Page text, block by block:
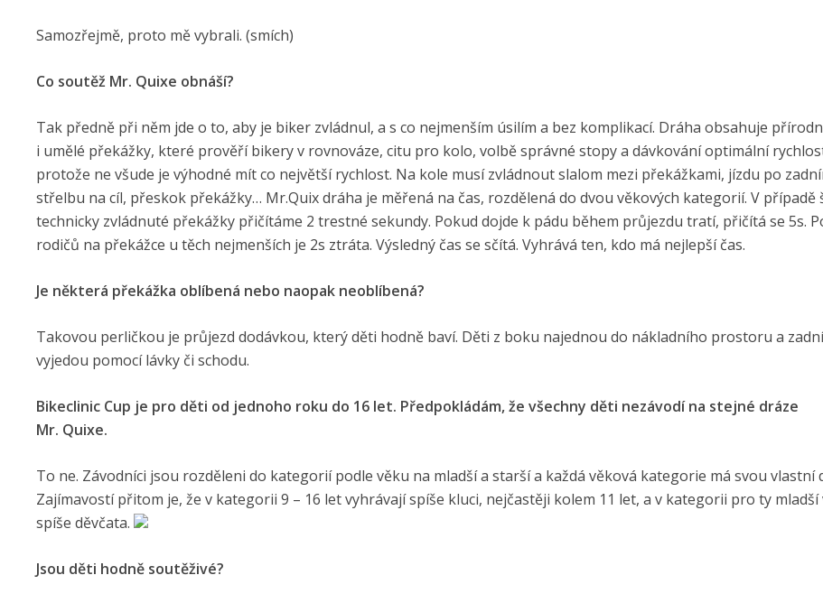
Samozřejmě, proto mě vybrali. (smích)
Co soutěž Mr. Quixe obnáší?
Tak předně při něm jde o to, aby je biker zvládnul, a s co nejmenším úsilím a bez komplikací. Dráha obsahuje
i umělé překážky, které prověří bikery v rovnováze, citu pro kolo, volbě správné stopy a dávkování optimální
protože ne všude je výhodné mít co největší rychlost. Na kole musí zvládnout slalom mezi překážkami, jízdu po
střelbu na cíl, přeskok překážky… Mr.Quix dráha je měřená na čas, rozdělená do dvou věkových kategorií. V případě
technicky zvládnuté překážky přičítáme 2 trestné sekundy. Pokud dojde k pádu během průjezdu tratí, přičítá se 5s.
rodičů na překážce u těch nejmenších je 2s ztráta. Výsledný čas se sčítá. Vyhrává ten, kdo má nejlepší čas.
Je některá překážka oblíbená nebo naopak neoblíbená?
Takovou perličkou je průjezd dodávkou, který děti hodně baví. Děti z boku najednou do nákladního prostoru a
vyjedou pomocí lávky či schodu.
Bikeclinic Cup je pro děti od jednoho roku do 16 let. Předpokládám, že všechny děti nezávodí na stejné dráze
Mr. Quixe.
To ne. Závodníci jsou rozděleni do kategorií podle věku na mladší a starší a každá věková kategorie má svou vlastní
Zajímavostí přitom je, že v kategorii 9 – 16 let vyhrávají spíše kluci, nejčastěji kolem 11 let, a v kategorii pro ty mladší
spíše děvčata.
Jsou děti hodně soutěživé?